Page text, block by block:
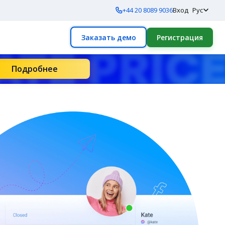
+44 20 8089 9036Вход Рус
Заказать демо Регистрация
Подробнее